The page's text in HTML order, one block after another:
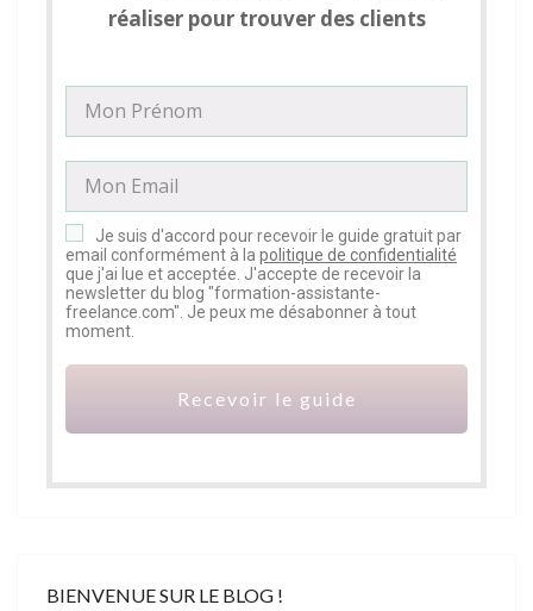
réaliser pour trouver des clients
Je suis d'accord pour recevoir le guide gratuit par
email conformément à la politique de confidentialité
que j'ai lue et acceptée. J'accepte de recevoir la
newsletter du blog "formation-assistante-
freelance.com". Je peux me désabonner à tout
moment.
Recevoir le guide
BIENVENUE SUR LE BLOG !